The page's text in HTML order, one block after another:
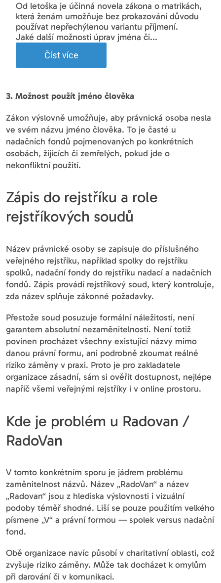
Od letoška je účinná novela zákona o matrikách,
která ženám umožňuje bez prokazování důvodu
používat nepřechýlenou variantu příjmení.
Jaké další možnosti úprav jména či...
Číst více
3. Možnost použít jméno člověka
Zákon výslovně umožňuje, aby právnická osoba nesla
ve svém názvu jméno člověka. To je časté u
nadačních fondů pojmenovaných po konkrétních
osobách, žijících či zemřelých, pokud jde o
nekonfliktní použití.
Zápis do rejstříku a role
rejstříkových soudů
Název právnické osoby se zapisuje do příslušného
veřejného rejstříku, například spolky do rejstříku
spolků, nadační fondy do rejstříku nadací a nadačních
fondů. Zápis provádí rejstříkový soud, který kontroluje,
zda název splňuje zákonné požadavky.
Přestože soud posuzuje formální náležitosti, není
garantem absolutní nezaměnitelnosti. Není totiž
povinen procházet všechny existující názvy mimo
danou právní formu, ani podrobně zkoumat reálné
riziko záměny v praxi. Proto je pro zakladatele
organizace zásadní, sám si ověřit dostupnost, nejlépe
napříč všemi veřejnými rejstříky i v online prostoru.
Kde je problém u Radovan /
RadoVan
V tomto konkrétním sporu je jádrem problému
zaměnitelnost názvů. Název „RadoVan“ a název
„Radovan“ jsou z hlediska výslovnosti i vizuální
podoby téměř shodné. Liší se pouze použitím velkého
písmene „V“ a právní formou — spolek versus nadační
fond.
Obě organizace navíc působí v charitativní oblasti, což
zvyšuje riziko záměny. Může tak docházet k omylům
při darování či v komunikaci.